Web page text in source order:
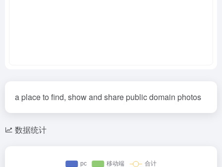
a place to find, show and share public domain photos
数据统计